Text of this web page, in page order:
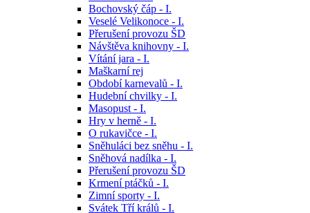
Bochovský čáp - I.
Veselé Velikonoce - I.
Přerušení provozu ŠD
Návštěva knihovny - I.
Vítání jara - I.
Maškarní rej
Období karnevalů - I.
Hudební chvilky - I.
Masopust - I.
Hry v herně - I.
O rukavičce - I.
Sněhuláci bez sněhu - I.
Sněhová nadílka - I.
Přerušení provozu ŠD
Krmení ptáčků - I.
Zimní sporty - I.
Svátek Tří králů - I.